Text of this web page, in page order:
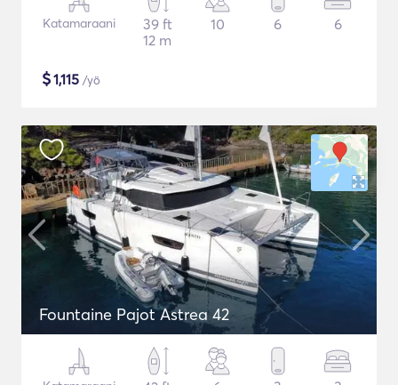
Katamaraani
39 ft
12 m
10 6 6
$1,115 /yö
Fountaine Pajot Astrea 42